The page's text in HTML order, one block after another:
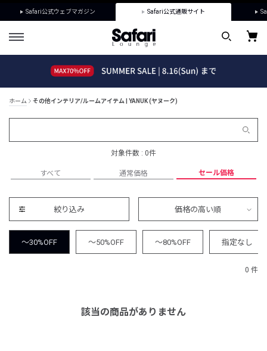
Safari公式ウェブマガジン Safari公式通販サイト
ホーム その他インテリア/ルームアイテム | YANUK (ヤヌーク)
対象件数 : 0件
すべて 通常価格 セール価格
絞り込み 価格の高い順
～30%OFF ～50%OFF ～80%OFF 指定なし
0 件
該当の商品がありません